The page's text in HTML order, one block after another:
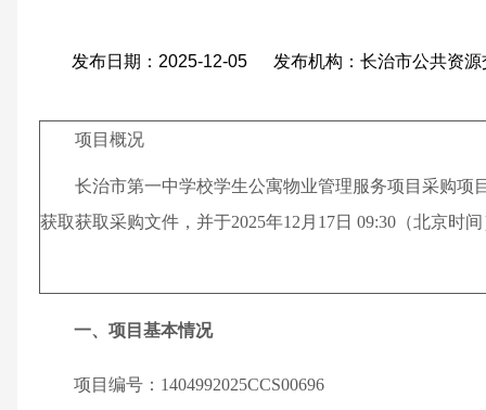
发布日期：2025-12-05 发布机构：长治市公共资源
项目概况
长治市第一中学校学生公寓物业管理服务项目 采购项
获取获取采购文件，并于2025年12月17日 09:30 （北京时
一、项目基本情况
项目编号： 1404992025CCS00696